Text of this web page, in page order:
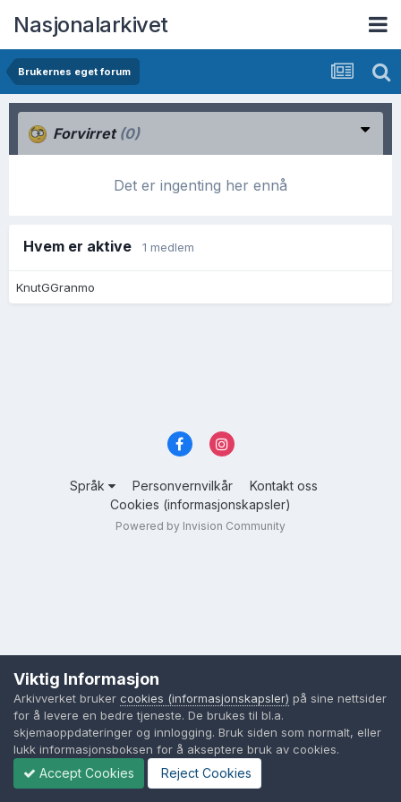
Nasjonalarkivet
Brukernes eget forum
Forvirret (0)
Det er ingenting her ennå
Hvem er aktive 1 medlem
KnutGGranmo
Språk Personvernvilkår
Kontakt oss
Cookies (informasjonskapsler)
Powered by Invision Community
Viktig Informasjon
Arkivverket bruker cookies (informasjonskapsler) på sine nettsider
for å levere en bedre tjeneste. De brukes til bl.a.
skjemaoppdateringer og innlogging. Bruk siden som normalt, eller
lukk informasjonsboksen for å akseptere bruk av cookies.
Accept Cookies Reject Cookies